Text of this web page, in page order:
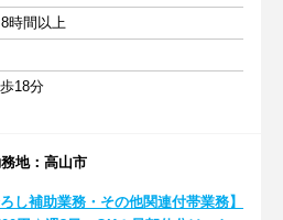
時間以上
18分
地：高山市
ろし補助業務・その他関連付帯業務】